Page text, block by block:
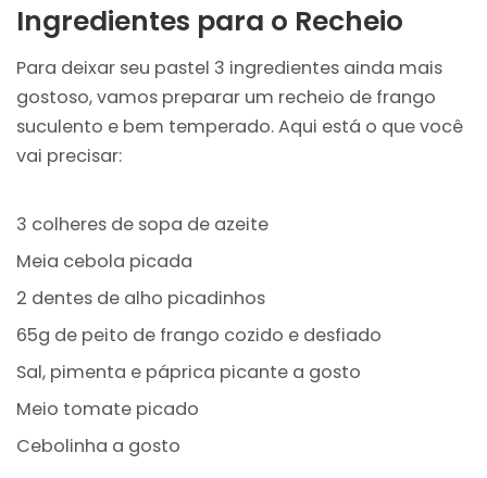
Ingredientes para o Recheio
Para deixar seu pastel 3 ingredientes ainda mais
gostoso, vamos preparar um recheio de frango
suculento e bem temperado. Aqui está o que você
vai precisar:
3 colheres de sopa de azeite
Meia cebola picada
2 dentes de alho picadinhos
65g de peito de frango cozido e desfiado
Sal, pimenta e páprica picante a gosto
Meio tomate picado
Cebolinha a gosto